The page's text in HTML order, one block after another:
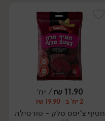
יח׳
11.90
₪/ יח׳
2 יח' ב- 19.90 ₪
חטיף צ'יפס סלק - טורטילה